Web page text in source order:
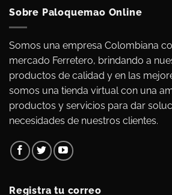
Sobre Paloquemao Online
Somos una empresa Colombiana
mercado Ferretero, brindando a
productos de calidad y en las
somos una tienda virtual con una
productos y servicios para dar
necesidades de nuestros clientes.
Registra tu correo